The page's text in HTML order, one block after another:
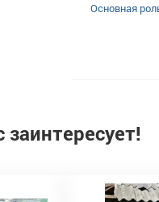
Основная